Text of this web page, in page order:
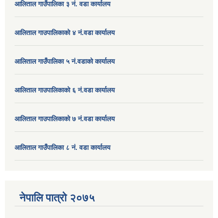
आलिताल गाउँपालिका ३ नं. वडा कार्यालय
आलिताल गाउपालिकाको ४ नं.वडा कार्यालय
आलिताल गाउँपालिका ५ नं.वडाको कार्यालय
आलिताल गाउपालिकाको ६ नं.वडा कार्यालय
आलिताल गाउपालिकाको ७ नं.वडा कार्यालय
आलिताल गाउँपालिका ८ नं. वडा कार्यालय
नेपालि पात्रो २०७५